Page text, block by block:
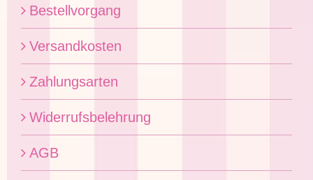
Bestellvorgang
Versandkosten
Zahlungsarten
Widerrufsbelehrung
AGB